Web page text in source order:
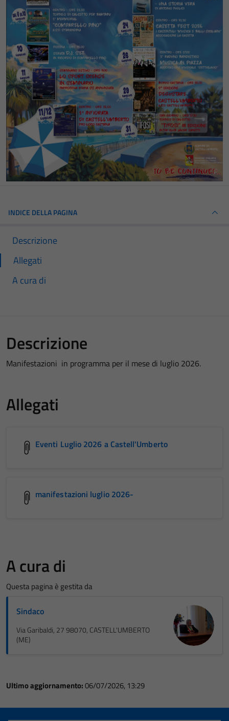
INDICE DELLA PAGINA
Descrizione
Allegati
A cura di
Descrizione
Manifestazioni in programma per il mese di luglio 2026.
Allegati
Eventi Luglio 2026 a Castell'Umberto
manifestazioni luglio 2026-
A cura di
Questa pagina è gestita da
Sindaco
Via Garibaldi, 27 98070, CASTELL'UMBERTO
(ME)
Ultimo aggiornamento:06/07/2026, 13:29